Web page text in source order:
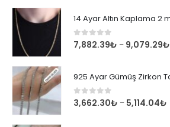
0 out of 5
7,882.39₺ – 9,079.29₺
0 out of 5
3,662.30₺ – 5,114.04₺